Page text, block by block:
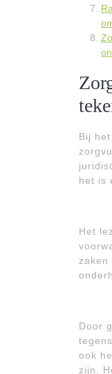
Bij
het is
Het
zaken
Door
ook
zijn.